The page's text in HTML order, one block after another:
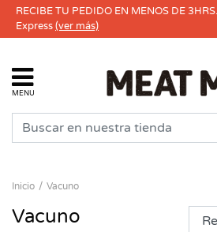
RECIBE TU PEDIDO EN MENOS DE
Express(ver más)
MENU
Inicio Vacuno
Vacuno